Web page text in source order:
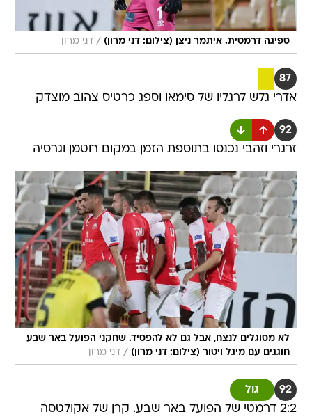
ספיגה דרמטית. איתמר ניצן (צילום: דני מרון) / דני מרון
87
אדרי גלש לרגליו של סימאו וספג כרטיס צהוב מוצדק
92
זרגרי וזהבי נכנסו בתוספת הזמן במקום רוטמן וגרסיה
לא מסוגלים לנצח, אבל גם לא להפסיד. שחקני הפועל באר שבע
חוגגים עם מיגל ויטור (צילום: דני מרון) / דני מרון
92 גול
2:2 דרמטי של הפועל באר שבע. קרן של אקולטסה